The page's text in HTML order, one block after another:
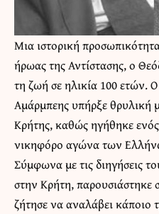
Μια ιστορική
ήρωας της Αντίστασης, ο
τη ζωή σε ηλικία 100 ετών.
Αμάρμπεης υπήρξε θρυλική
Κρήτης, καθώς ηγήθηκε
νικηφόρο αγώνα των
Σύμφωνα με τις διηγήσεις
στην Κρήτη, παρουσιάστηκε
ζήτησε να αναλάβει